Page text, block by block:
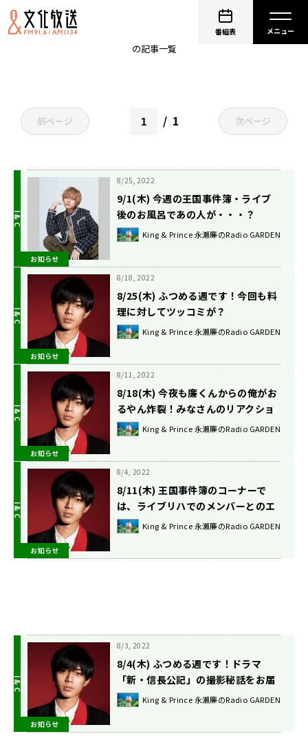
番組表
の記事一覧
前ページ 1 次ページ
お知らせ
8/25, 2022
9/1(木) 今週の王国事件簿・ライブ
後のお風呂であの人が・・・？
King & Prince 永瀬廉のRadio GARDEN
お知らせ
8/18, 2022
8/25(木) ふつめる週です！今回も料
理に対してツッコミが？
King & Prince 永瀬廉のRadio GARDEN
お知らせ
8/11, 2022
8/18(木) 今夜も廉くんからの俺がお
るやん炸裂！みなさんのリアクショ
ンは？King & Prince 永瀬廉のRadio GARDEN
お知らせ
8/4, 2022
8/11(木) 王国事件簿のコーナーで
は、ライブリハでのメンバーとのエ
ピソードを披露！
King & Prince 永瀬廉のRadio GARDEN
お知らせ
8/3, 2022
8/4(木) ふつめる週です！ドラマ
「新・信長公記」の撮影秘話をお届
け！ King & Prince 永瀬廉のRadio GARDEN